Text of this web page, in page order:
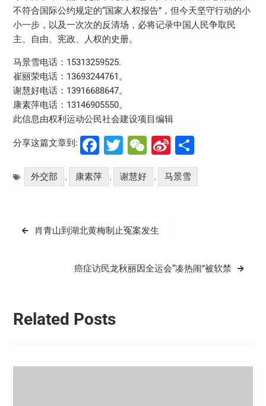
不符合国际公约规定的“国家人权报告”，但今天坚守行动的小
小一步，以及一次次的反清场，必将记录中国人民争取民
主、自由、宪政、人权的史册。
马景雪电话： 15313259525.
崔丽荣电话： 13693244761。
谢慧好电话： 13916688647。
康素萍电话： 13146905550。
此信息由权利运动公民社会建设项目编辑
分享这篇文章到: Facebook
Twitter
WeChat
Sina
Weibo
分
享
外交部 , 康素萍 , 谢慧好 , 马景雪
文
肖青山到湖北黄梅制止冤案发生
癌症访民龙秋丽因全运会“凑热闹”被软禁
Related Posts